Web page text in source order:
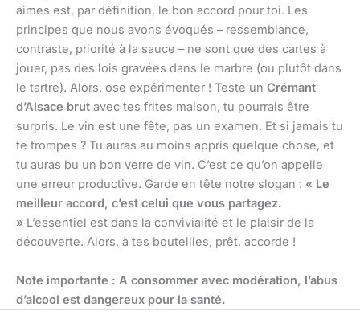
aimes est, par définition, le bon accord pour toi. Les
principes que nous avons évoqués – ressemblance,
contraste, priorité à la sauce – ne sont que des cartes à
jouer, pas des lois gravées dans le marbre (ou plutôt dans
le tartre). Alors, ose expérimenter ! Teste un Crémant
d’Alsace brut avec tes frites maison, tu pourrais être
surpris. Le vin est une fête, pas un examen. Et si jamais tu
te trompes ? Tu auras au moins appris quelque chose, et
tu auras bu un bon verre de vin. C’est ce qu’on appelle
une erreur productive. Garde en tête notre slogan : « Le
meilleur accord, c’est celui que vous partagez.
» L’essentiel est dans la convivialité et le plaisir de la
découverte. Alors, à tes bouteilles, prêt, accorde !
Note importante : A consommer avec modération, l’abus
d’alcool est dangereux pour la santé.